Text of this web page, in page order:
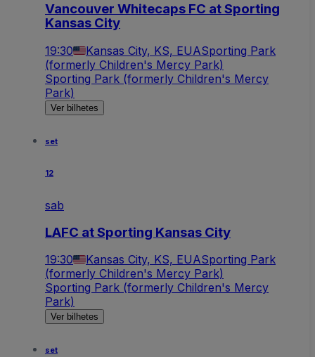
Vancouver Whitecaps FC at Sporting
Kansas City
19:30 Kansas City, KS, EUASporting Park
(formerly Children's Mercy Park)
Sporting Park (formerly Children's Mercy
Park)
Ver bilhetes
set
12
sab
LAFC at Sporting Kansas City
19:30 Kansas City, KS, EUASporting Park
(formerly Children's Mercy Park)
Sporting Park (formerly Children's Mercy
Park)
Ver bilhetes
set